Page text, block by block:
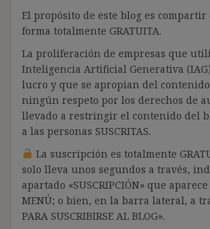
El propósito de este blog es
forma totalmente GRATUITA.
La proliferación de empresas que
Inteligencia Artificial Generativa
lucro y que se apropian del
ningún respeto por los derechos de
llevado a restringir el contenido del
a las personas SUSCRITAS.
La suscripción es totalmente
solo lleva unos segundos a través,
apartado «SUSCRIPCIÓN» que
MENÚ; o bien, en la barra lateral, a
PARA SUSCRIBIRSE AL BLOG».